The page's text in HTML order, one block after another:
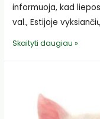
informuoja, kad
val., Estijoje
LDVPD
Skaityti daugiau »